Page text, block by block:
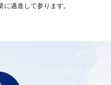
邁進して参ります。